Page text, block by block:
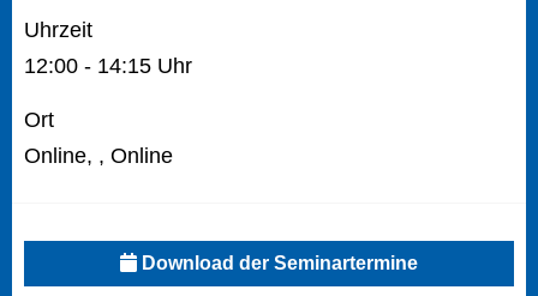
Uhrzeit
12:00 - 14:15 Uhr
Ort
Online, , Online
Download der Seminartermine